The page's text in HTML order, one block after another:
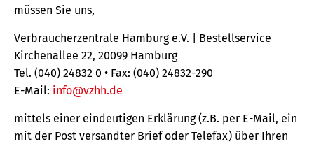
müssen Sie uns,
Verbraucherzentrale Hamburg e.V. | Bestellservice
Kirchenallee 22, 20099 Hamburg
Tel. (040) 24832 0 • Fax: (040) 24832-290
E-Mail: info@vzhh.de
mittels einer eindeutigen Erklärung (z.B. per E-Mail, ein
mit der Post versandter Brief oder Telefax) über Ihren